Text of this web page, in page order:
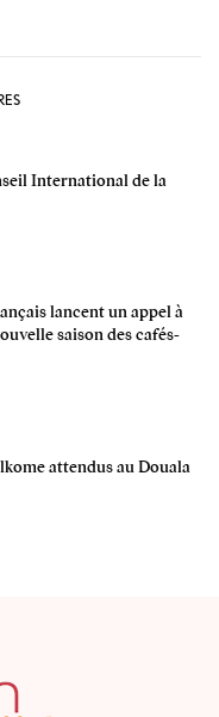
International de la
lancent un appel à
saison des cafés-
attendus au Douala